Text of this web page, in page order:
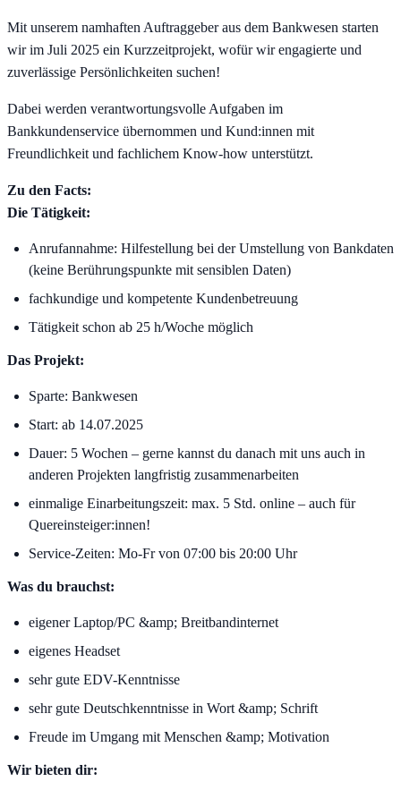
Mit unserem namhaften Auftraggeber aus dem Bankwesen starten
wir im Juli 2025 ein Kurzzeitprojekt, wofür wir engagierte und
zuverlässige Persönlichkeiten suchen!
Dabei werden verantwortungsvolle Aufgaben im
Bankkundenservice übernommen und Kund:innen mit
Freundlichkeit und fachlichem Know-how unterstützt.
Zu den Facts:
Die Tätigkeit:
Anrufannahme: Hilfestellung bei der Umstellung von Bankdaten
(keine Berührungspunkte mit sensiblen Daten)
fachkundige und kompetente Kundenbetreuung
Tätigkeit schon ab 25 h/Woche möglich
Das Projekt:
Sparte: Bankwesen
Start: ab 14.07.2025
Dauer: 5 Wochen – gerne kannst du danach mit uns auch in
anderen Projekten langfristig zusammenarbeiten
einmalige Einarbeitungszeit: max. 5 Std. online – auch für
Quereinsteiger:innen!
Service-Zeiten: Mo-Fr von 07:00 bis 20:00 Uhr
Was du brauchst:
eigener Laptop/PC &amp; Breitbandinternet
eigenes Headset
sehr gute EDV-Kenntnisse
sehr gute Deutschkenntnisse in Wort &amp; Schrift
Freude im Umgang mit Menschen &amp; Motivation
Wir bieten dir: